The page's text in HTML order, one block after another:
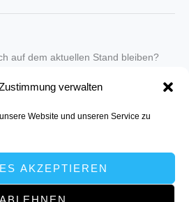
verwalten
Website und unseren Service zu
AKZEPTIEREN
ABLEHNEN
auf dem aktuellen Stand bleiben?
Newsletter-Service auf.
einfach eine